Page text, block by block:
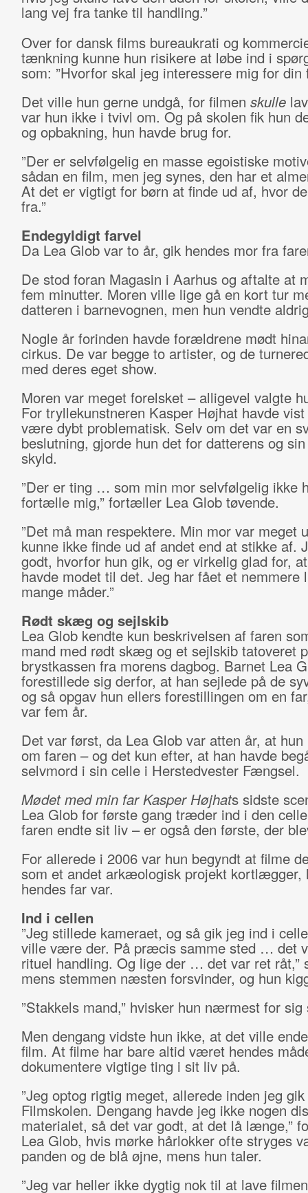
lang vej fra tanke til handling.”
Over for dansk films bureaukrati og
tænkning kunne hun risikere at løbe ind i
som: ”Hvorfor skal jeg interessere mig for din
Det ville hun gerne undgå, for filmen skulle
var hun ikke i tvivl om. Og på skolen fik hun
og opbakning, hun havde brug for.
”Der er selvfølgelig en masse egoistiske
sådan en film, men jeg synes, den har et
At det er vigtigt for børn at finde ud af, hvor
fra.”
Endegyldigt farvel
Da Lea Glob var to år, gik hendes mor fra
De stod foran Magasin i Aarhus og aftalte at
fem minutter. Moren ville lige gå en kort tur
datteren i barnevognen, men hun vendte
Nogle år forinden havde forældrene mødt
cirkus. De var begge to artister, og de
med deres eget show.
Moren var meget forelsket – alligevel valgte
For tryllekunstneren Kasper Højhat havde
være dybt problematisk. Selv om det var en
beslutning, gjorde hun det for datterens og
skyld.
”Der er ting … som min mor selvfølgelig ikke
fortælle mig,” fortæller Lea Glob tøvende.
”Det må man respektere. Min mor var meget
kunne ikke finde ud af andet end at stikke af.
godt, hvorfor hun gik, og er virkelig glad for,
havde modet til det. Jeg har fået et nemmere
mange måder.”
Rødt skæg og sejlskib
Lea Glob kendte kun beskrivelsen af faren
mand med rødt skæg og et sejlskib tatoveret
brystkassen fra morens dagbog. Barnet Lea
forestillede sig derfor, at han sejlede på de
og så opgav hun ellers forestillingen om en
var fem år.
Det var først, da Lea Glob var atten år, at
om faren – og det kun efter, at han havde
selvmord i sin celle i Herstedvester Fængsel.
Mødet med min far Kasper Højhats sidste
Lea Glob for første gang træder ind i den
faren endte sit liv – er også den første, der
For allerede i 2006 var hun begyndt at filme
som et andet arkæologisk projekt kortlægger,
hendes far var.
Ind i cellen
”Jeg stillede kameraet, og så gik jeg ind i
ville være der. På præcis samme sted … det
rituel handling. Og lige der … det var ret råt,”
mens stemmen næsten forsvinder, og hun
”Stakkels mand,” hvisker hun nærmest for sig
Men dengang vidste hun ikke, at det ville
film. At filme har bare altid været hendes
dokumentere vigtige ting i sit liv på.
”Jeg optog rigtig meget, allerede inden jeg
Filmskolen. Dengang havde jeg ikke nogen
materialet, så det var godt, at det lå længe,”
Lea Glob, hvis mørke hårlokker ofte stryges
panden og de blå øjne, mens hun taler.
”Jeg var heller ikke dygtig nok til at lave